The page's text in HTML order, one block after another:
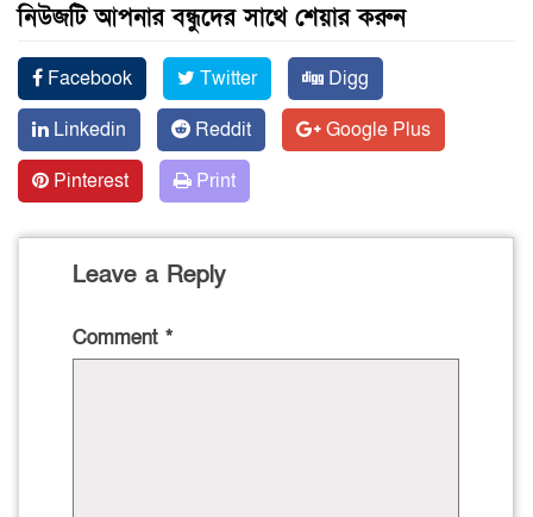
নিউজটি আপনার বন্ধুদের সাথে শেয়ার করুন
Facebook Twitter
Digg
Linkedin
Reddit
Google Plus
Pinterest
Print
Leave a Reply
Comment *